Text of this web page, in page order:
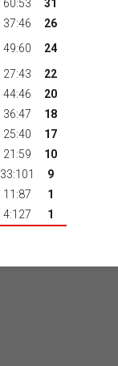
60:53
31
37:46
26
49:60
24
27:43
22
44:46
20
36:47
18
25:40
17
21:59
10
33:101
9
11:87
1
4:127 1